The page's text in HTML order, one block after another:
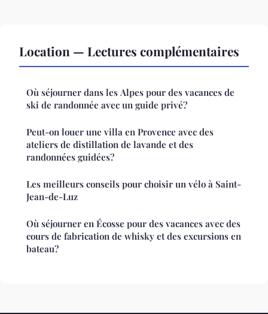
Location — Lectures complémentaires
Où séjourner dans les Alpes pour des vacances de
ski de randonnée avec un guide privé?
Peut-on louer une villa en Provence avec des
ateliers de distillation de lavande et des
randonnées guidées?
Les meilleurs conseils pour choisir un vélo à Saint-
Jean-de-Luz
Où séjourner en Écosse pour des vacances avec des
cours de fabrication de whisky et des excursions en
bateau?